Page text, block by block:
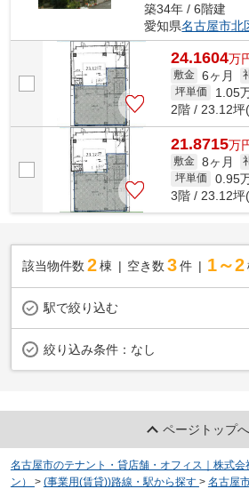
築34年 / 6階建
愛知県名古屋市北
24.1604万
敷金 6ヶ月
坪単価 1.05
2階 / 23.12坪
21.8715万
敷金 8ヶ月
坪単価 0.95
3階 / 23.12坪
該当物件数 2棟 空き数 3 件 1～2
駅で絞り込む
絞り込み条件： なし
ページトップへ
名古屋市のテナント・貸店舗・オフィス｜株式
ン）
> (事業用(賃貸))路線・駅から探す > 名古屋